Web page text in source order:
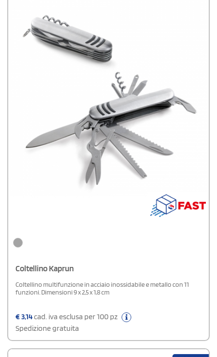
Coltellino Kaprun
Coltellino multifunzione in acciaio inossidabile e metallo con 11
funzioni. Dimensioni 9 x 2,5 x 1,8 cm
€3,14cad. iva esclusa per 100 pz
Spedizione gratuita